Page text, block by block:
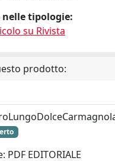
nelle tipologie:
su Rivista
prodotto:
PDF EDITORIALE